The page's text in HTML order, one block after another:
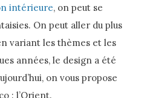
intérieure, on peut se
On peut aller du plus
variant les thèmes et les
années, le design a été
on vous propose
: l’Orient.